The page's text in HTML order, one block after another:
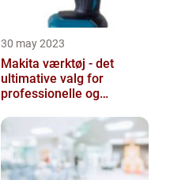
30 may 2023
Makita værktøj - det
ultimative valg for
professionelle og
selv'ere